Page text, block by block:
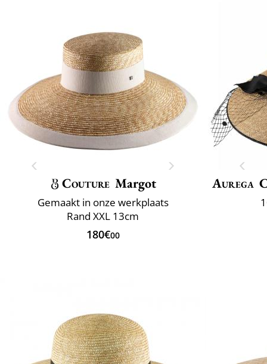
Couture Margot
Gemaakt in onze werkplaats
Rand XXL 13cm
180€00
Aurega